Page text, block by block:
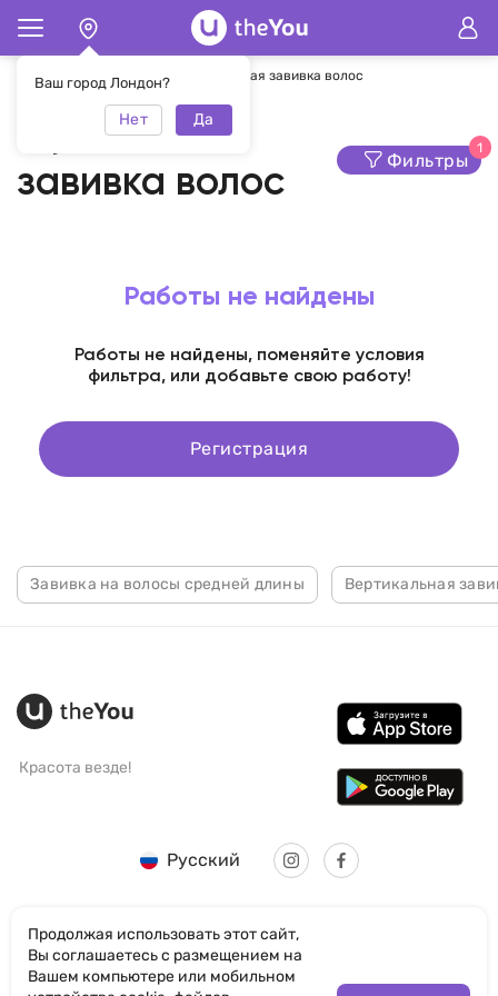
Ваш город Лондон?
Нет Да
Главная Завивка волос Мужская завивка волос
Мужская
завивка волос
Фильтры
1
Работы не найдены
Работы не найдены, поменяйте условия
фильтра, или добавьте свою работу!
Регистрация
Завивка на волосы средней длины Вертикальная
Красота везде!
Русский
© SANTICUM INTERNATIONAL LTD
Продолжая использовать этот сайт,
Вы соглашаетесь с размещением на
Вашем компьютере или мобильном